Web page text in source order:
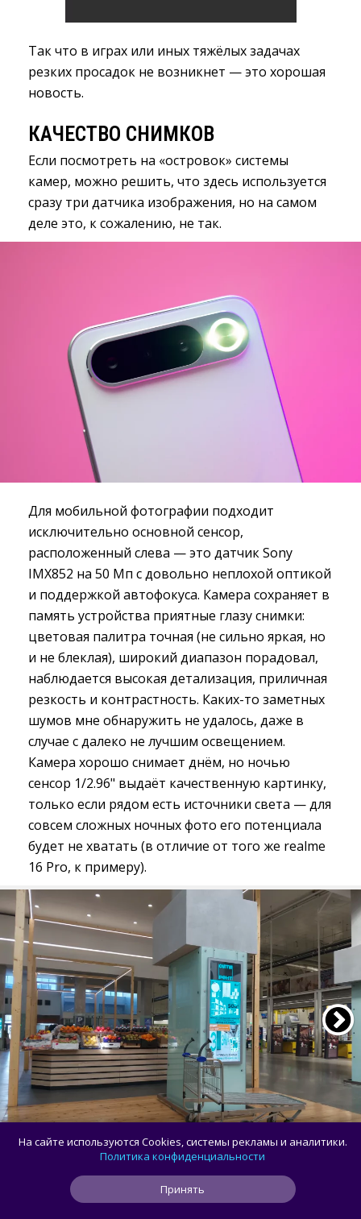
Так что в играх или иных тяжёлых задачах
резких просадок не возникнет — это хорошая
новость.
КАЧЕСТВО СНИМКОВ
Если посмотреть на «островок» системы
камер, можно решить, что здесь используется
сразу три датчика изображения, но на самом
деле это, к сожалению, не так.
Для мобильной фотографии подходит
исключительно основной сенсор,
расположенный слева — это датчик Sony
IMX852 на 50 Мп с довольно неплохой оптикой
и поддержкой автофокуса. Камера сохраняет в
память устройства приятные глазу снимки:
цветовая палитра точная (не сильно яркая, но
и не блеклая), широкий диапазон порадовал,
наблюдается высокая детализация, приличная
резкость и контрастность. Каких-то заметных
шумов мне обнаружить не удалось, даже в
случае с далеко не лучшим освещением.
Камера хорошо снимает днём, но ночью
сенсор 1/2.96" выдаёт качественную картинку,
только если рядом есть источники света — для
совсем сложных ночных фото его потенциала
будет не хватать (в отличие от того же realme
16 Pro, к примеру).
На сайте используются Cookies, системы рекламы и аналитики.
Политика конфиденциальности
Принять